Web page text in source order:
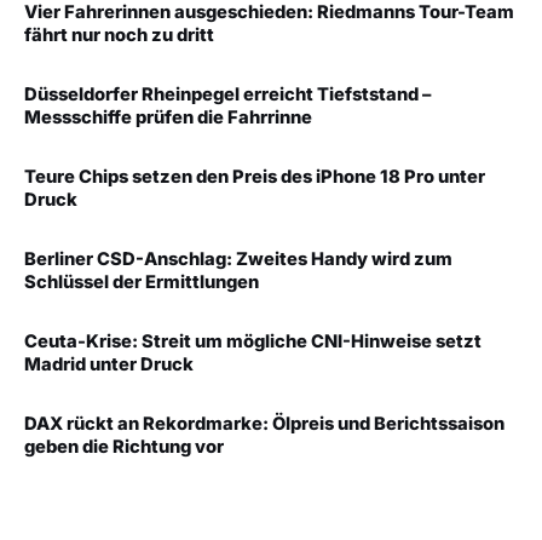
Vier Fahrerinnen ausgeschieden: Riedmanns Tour-Team
fährt nur noch zu dritt
Düsseldorfer Rheinpegel erreicht Tiefststand –
Messschiffe prüfen die Fahrrinne
Teure Chips setzen den Preis des iPhone 18 Pro unter
Druck
Berliner CSD-Anschlag: Zweites Handy wird zum
Schlüssel der Ermittlungen
Ceuta-Krise: Streit um mögliche CNI-Hinweise setzt
Madrid unter Druck
DAX rückt an Rekordmarke: Ölpreis und Berichtssaison
geben die Richtung vor